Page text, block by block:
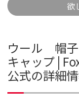
欲
ウール 帽子
キャップ |
公式の詳細